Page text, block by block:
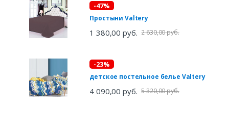
-47%
Простыни Valtery
1 380,00 руб. 2 630,00 руб.
-23%
детское постельное белье Valtery
4 090,00 руб. 5 320,00 руб.